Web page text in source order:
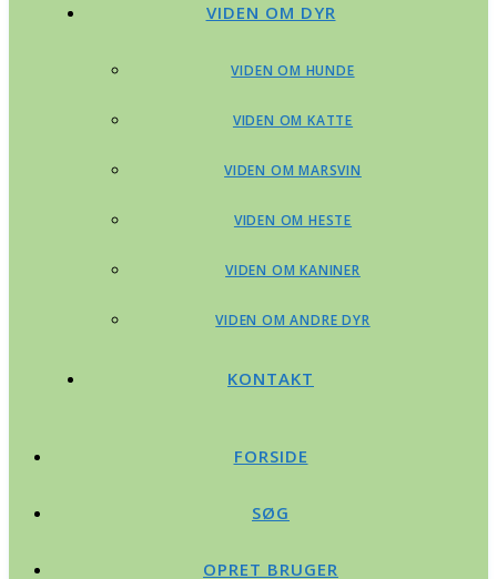
VIDEN OM DYR
VIDEN OM HUNDE
VIDEN OM KATTE
VIDEN OM MARSVIN
VIDEN OM HESTE
VIDEN OM KANINER
VIDEN OM ANDRE DYR
KONTAKT
FORSIDE
SØG
OPRET BRUGER